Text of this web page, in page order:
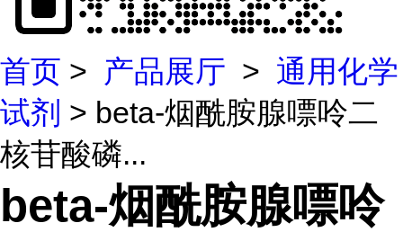
首页 > 产品展厅 > 通用化学
试剂 > beta-烟酰胺腺嘌呤二
核苷酸磷...
beta-烟酰胺腺嘌呤